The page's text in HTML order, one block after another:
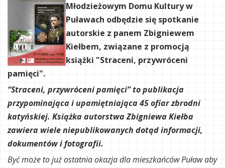
Młodzieżowym Domu Kultury w
Puławach odbędzie się spotkanie
autorskie z panem Zbigniewem
Kiełbem, związane z promocją
książki "Straceni, przywróceni
pamięci".
“Straceni, przywróceni pamięci” to publikacja
przypominająca i upamiętniająca 45 ofiar zbrodni
katyńskiej. Książka autorstwa Zbigniewa Kiełba
zawiera wiele niepublikowanych dotąd informacji,
dokumentów i fotografii.
Być może to już ostatnia okazja dla mieszkańców Puław aby